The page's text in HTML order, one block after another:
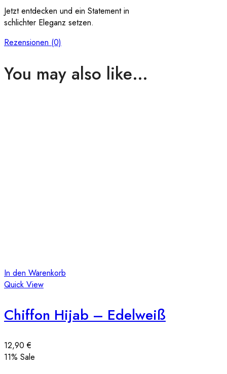
Jetzt entdecken und ein Statement in
schlichter Eleganz setzen.
Rezensionen (0)
You may also like…
In den Warenkorb
Quick View
Chiffon Hijab – Edelweiß
12,90€
11% Sale